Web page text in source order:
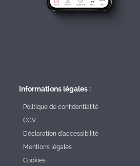
Informations légales :
Politique de confidentialité
CGV
Déclaration d'accessibilité
Mentions légales
Cookies